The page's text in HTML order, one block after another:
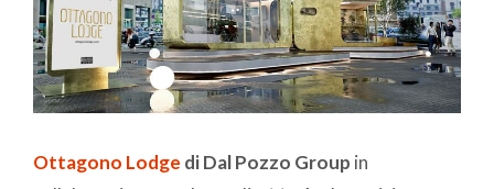
Ottagono Lodge di Dal Pozzo Group in